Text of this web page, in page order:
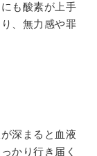
も酸素が上手
、無力感や罪
深まると血液
かり行き届く